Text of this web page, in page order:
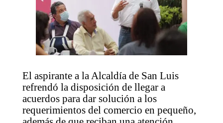
El aspirante a la Alcaldía de San Luis
refrendó la disposición de llegar a
acuerdos para dar solución a los
requerimientos del comercio en pequeño,